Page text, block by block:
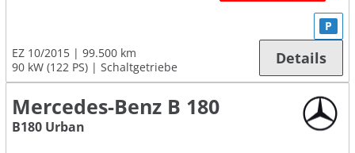
EZ 10/2015
99.500 km
90 kW (122 PS)
Schaltgetriebe
P
Details
Mercedes-Benz B 180
B180 Urban